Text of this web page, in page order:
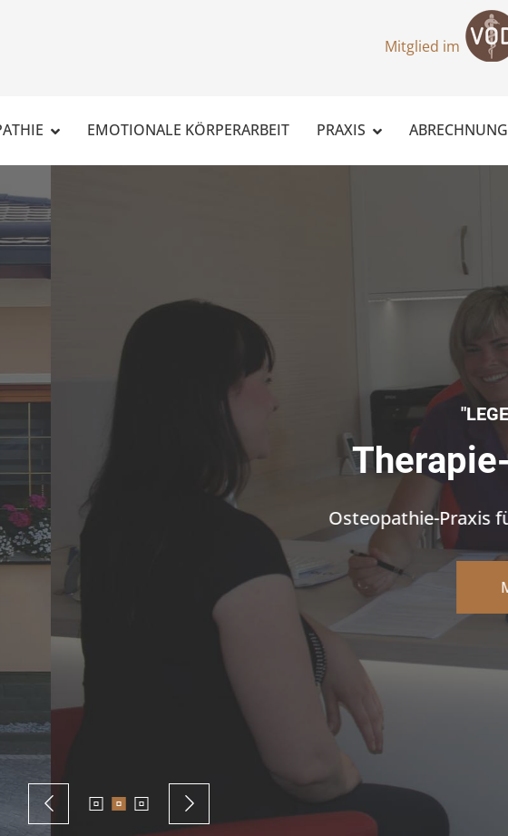
Mitglied im
EMOTIONALE KÖRPERARBEIT PRAXIS ABRECHNUNG
IHRE GESUNDHEIT IN MEINE HÄNDE"
Andrea Kober GmbH
Säuglinge, Kinder, Mütter und Erwachsene
Terminanfrage